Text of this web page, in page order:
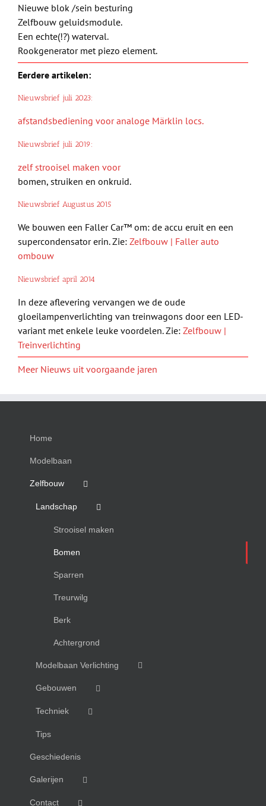
Nieuwe blok /sein besturing
Zelfbouw geluidsmodule.
Een echte(!?) waterval.
Rookgenerator met piezo element.
Eerdere artikelen:
Nieuwsbrief juli 2023:
afstandsbediening voor analoge Märklin locs.
Nieuwsbrief juli 2019:
zelf strooisel maken voor
bomen, struiken en onkruid.
Nieuwsbrief Augustus 2015
We bouwen een Faller Car™ om: de accu eruit en een
supercondensator erin. Zie: Zelfbouw | Faller auto
ombouw
Nieuwsbrief april 2014
In deze aflevering vervangen we de oude
gloeilampenverlichting van treinwagons door een LED-
variant met enkele leuke voordelen. Zie: Zelfbouw |
Treinverlichting
Meer Nieuws uit voorgaande jaren
Home
Modelbaan
Zelfbouw
Landschap
Strooisel maken
Bomen
Sparren
Treurwilg
Berk
Achtergrond
Modelbaan Verlichting
Gebouwen
Techniek
Tips
Geschiedenis
Galerijen
Contact